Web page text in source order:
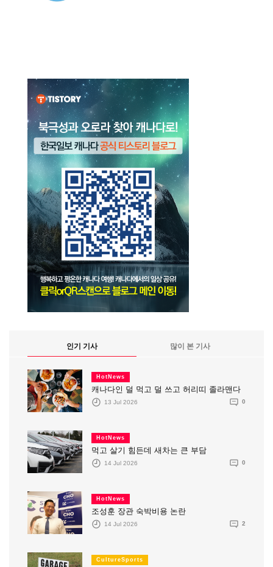
인기 기사 많이 본 기사
HotNews
캐나다인 덜 먹고 덜 쓰고 허리띠 졸라맨다
13 Jul 2026 0
HotNews
먹고 살기 힘든데 새차는 큰 부담
14 Jul 2026 0
HotNews
조성훈 장관 숙박비용 논란
14 Jul 2026 2
CultureSports